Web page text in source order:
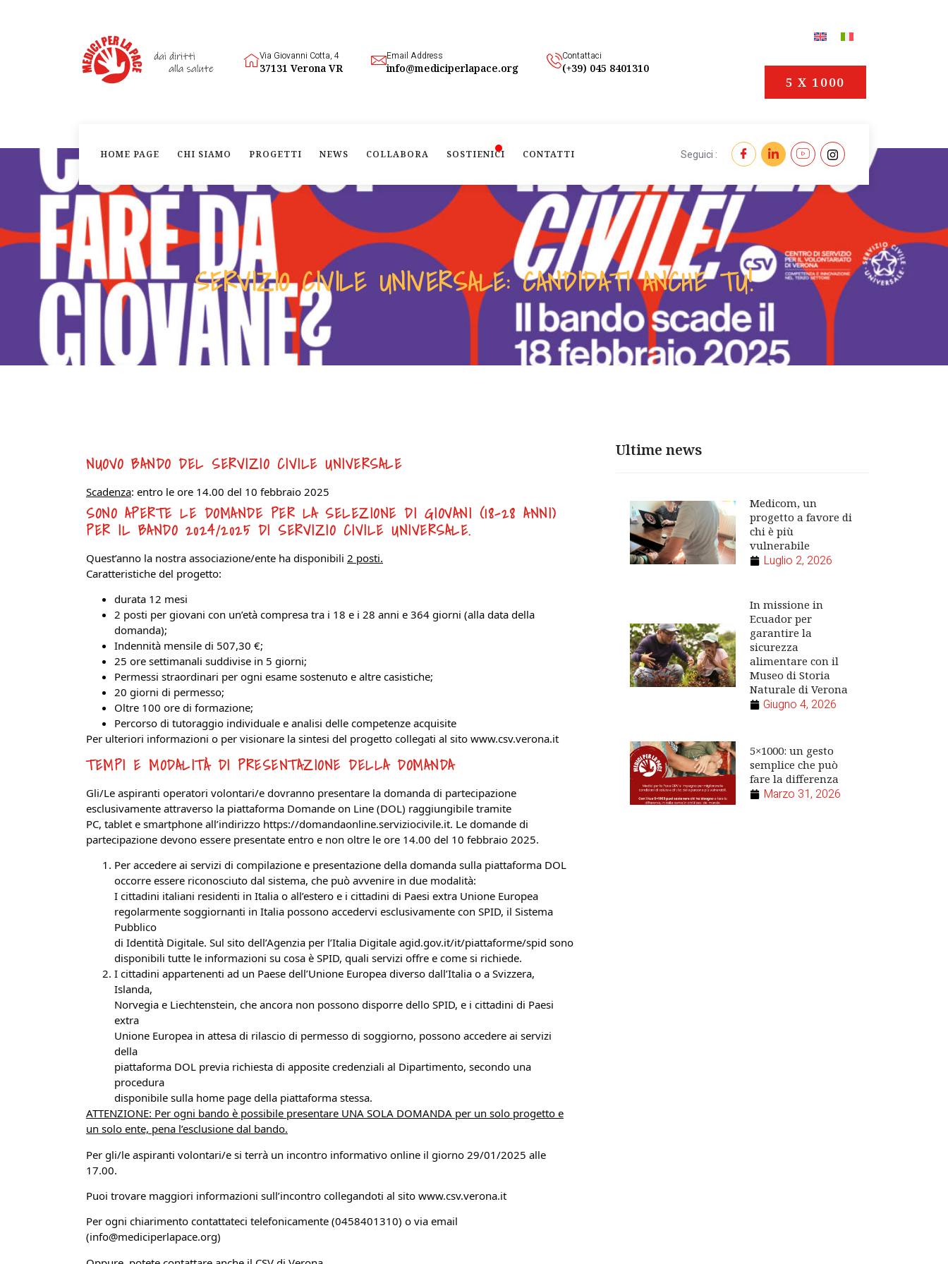
Via Giovanni Cotta, 4
37131 Verona VR
Email Address
info@mediciperlapace.org
Contattaci
(+39) 045 8401310
5 X 1000
HOME PAGE CHI SIAMO PROGETTI NEWS COLLABORA SOSTIENICI CONTATTI Seguici :
SERVIZIO CIVILE UNIVERSALE: CANDIDATI ANCHE TU!
NUOVO BANDO DEL SERVIZIO CIVILE UNIVERSALE
Scadenza: entro le ore 14.00 del 10 febbraio 2025
SONO APERTE LE DOMANDE PER LA SELEZIONE DI GIOVANI (18-28 ANNI)
PER IL BANDO 2024/2025 DI SERVIZIO CIVILE UNIVERSALE.
Quest’anno la nostra associazione/ente ha disponibili 2 posti.
Caratteristiche del progetto:
durata 12 mesi
2 posti per giovani con un’età compresa tra i 18 e i 28 anni e 364 giorni (alla data della
domanda);
Indennità mensile di 507,30 €;
25 ore settimanali suddivise in 5 giorni;
Permessi straordinari per ogni esame sostenuto e altre casistiche;
20 giorni di permesso;
Oltre 100 ore di formazione;
Percorso di tutoraggio individuale e analisi delle competenze acquisite
Per ulteriori informazioni o per visionare la sintesi del progetto collegati al sito www.csv.verona.it
TEMPI E MODALITÀ DI PRESENTAZIONE DELLA DOMANDA
Gli/Le aspiranti operatori volontari/e dovranno presentare la domanda di partecipazione
esclusivamente attraverso la piattaforma Domande on Line (DOL) raggiungibile tramite
PC, tablet e smartphone all’indirizzo https://domandaonline.serviziocivile.it. Le domande di
partecipazione devono essere presentate entro e non oltre le ore 14.00 del 10 febbraio 2025.
Per accedere ai servizi di compilazione e presentazione della domanda sulla piattaforma DOL
occorre essere riconosciuto dal sistema, che può avvenire in due modalità:
I cittadini italiani residenti in Italia o all’estero e i cittadini di Paesi extra Unione Europea
regolarmente soggiornanti in Italia possono accedervi esclusivamente con SPID, il Sistema
Pubblico
di Identità Digitale. Sul sito dell’Agenzia per l’Italia Digitale agid.gov.it/it/piattaforme/spid sono
disponibili tutte le informazioni su cosa è SPID, quali servizi offre e come si richiede.
I cittadini appartenenti ad un Paese dell’Unione Europea diverso dall’Italia o a Svizzera,
Islanda,
Norvegia e Liechtenstein, che ancora non possono disporre dello SPID, e i cittadini di Paesi
extra
Unione Europea in attesa di rilascio di permesso di soggiorno, possono accedere ai servizi
della
piattaforma DOL previa richiesta di apposite credenziali al Dipartimento, secondo una
procedura
disponibile sulla home page della piattaforma stessa.
ATTENZIONE: Per ogni bando è possibile presentare UNA SOLA DOMANDA per un solo progetto e
un solo ente, pena l’esclusione dal bando.
Per gli/le aspiranti volontari/e si terrà un incontro informativo online il giorno 29/01/2025 alle
17.00.
Puoi trovare maggiori informazioni sull’incontro collegandoti al sito www.csv.verona.it
Per ogni chiarimento contattateci telefonicamente (0458401310) o via email
(info@mediciperlapace.org)
Ultime news
Medicom, un
progetto a favore di
chi è più
vulnerabile
Luglio 2, 2026
In missione in
Ecuador per
garantire la
sicurezza
alimentare con il
Museo di Storia
Naturale di Verona
Giugno 4, 2026
5×1000: un gesto
semplice che può
fare la differenza
Marzo 31, 2026